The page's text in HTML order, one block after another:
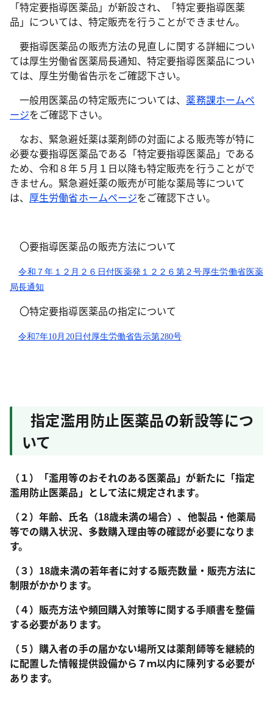
「特定要指導医薬品」が新設され、「特定要指導医薬
品」については、特定販売を行うことができません。
要指導医薬品の販売方法の見直しに関する詳細につい
ては厚生労働省医薬局長通知、特定要指導医薬品につい
ては、厚生労働省告示をご確認下さい。
一般用医薬品の特定販売については、 薬務課ホームペ
ージをご確認下さい。
なお、緊急避妊薬は薬剤師の対面による販売等が特に
必要な要指導医薬品である「特定要指導医薬品」である
ため、令和８年５月１日以降も特定販売を行うことがで
きません。緊急避妊薬の販売が可能な薬局等について
は、 厚生労働省ホームページをご確認下さい。
〇要指導医薬品の販売方法について
令和７年１２月２６日付医薬発１２２６第２号厚生労働省医薬
局長通知
〇特定要指導医薬品の指定について
令和7年10月20日付厚生労働省告示第280号
指定濫用防止医薬品の新設等につ
いて
（１）「濫用等のおそれのある医薬品」が新たに「指定
濫用防止医薬品」として法に規定されます。
（２）年齢、氏名（18歳未満の場合）、他製品・他薬局
等での購入状況、多数購入理由等の確認が必要になりま
す。
（３）18歳未満の若年者に対する販売数量・販売方法に
制限がかかります。
（４）販売方法や頻回購入対策等に関する手順書を整備
する必要があります。
（５）購入者の手の届かない場所又は薬剤師等を継続的
に配置した情報提供設備から７ｍ以内に陳列する必要が
あります。